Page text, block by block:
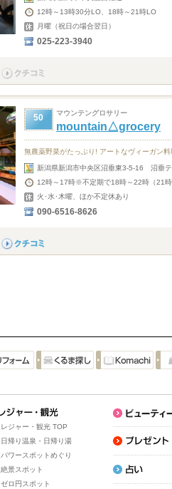
12時～13時30分LO、18時～21時LO
月曜（祝日の場合翌日）
025-223-3940
50 マウンテングロサリー
mountain△grocery
無農薬野菜がたっぷり! アートなヴィーガン料
新潟県新潟市中央区沼垂東3-5-16 沼垂
12時～17時※不定期で18時～22時（21
火･水･木曜、ほか不定休あり
090-6516-8626
レジャー・観光 TOP
日帰り温泉・日帰り湯
パワースポットめぐり
絶景スポット
ゼロ円スポット